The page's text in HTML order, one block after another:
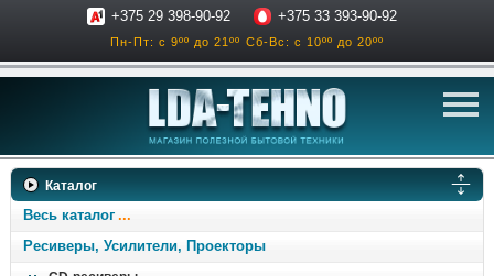
+375 29 398-90-92 +375 33 393-90-92
Пн-Пт: с 9ºº до 21ºº Сб-Вс: с 10ºº до 20ºº
телевизоры
звук и акустика
Каталог
Весь каталог
Ресиверы, Усилители, Проекторы